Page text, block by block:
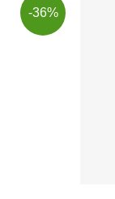
-36%